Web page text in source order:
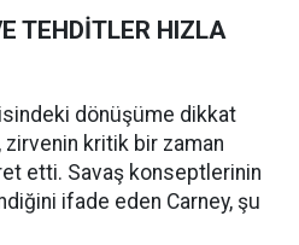
TEHDİTLER HIZLA
dönüşüme dikkat
zirvenin kritik bir zaman
etti. Savaş konseptlerinin
ifade eden Carney, şu